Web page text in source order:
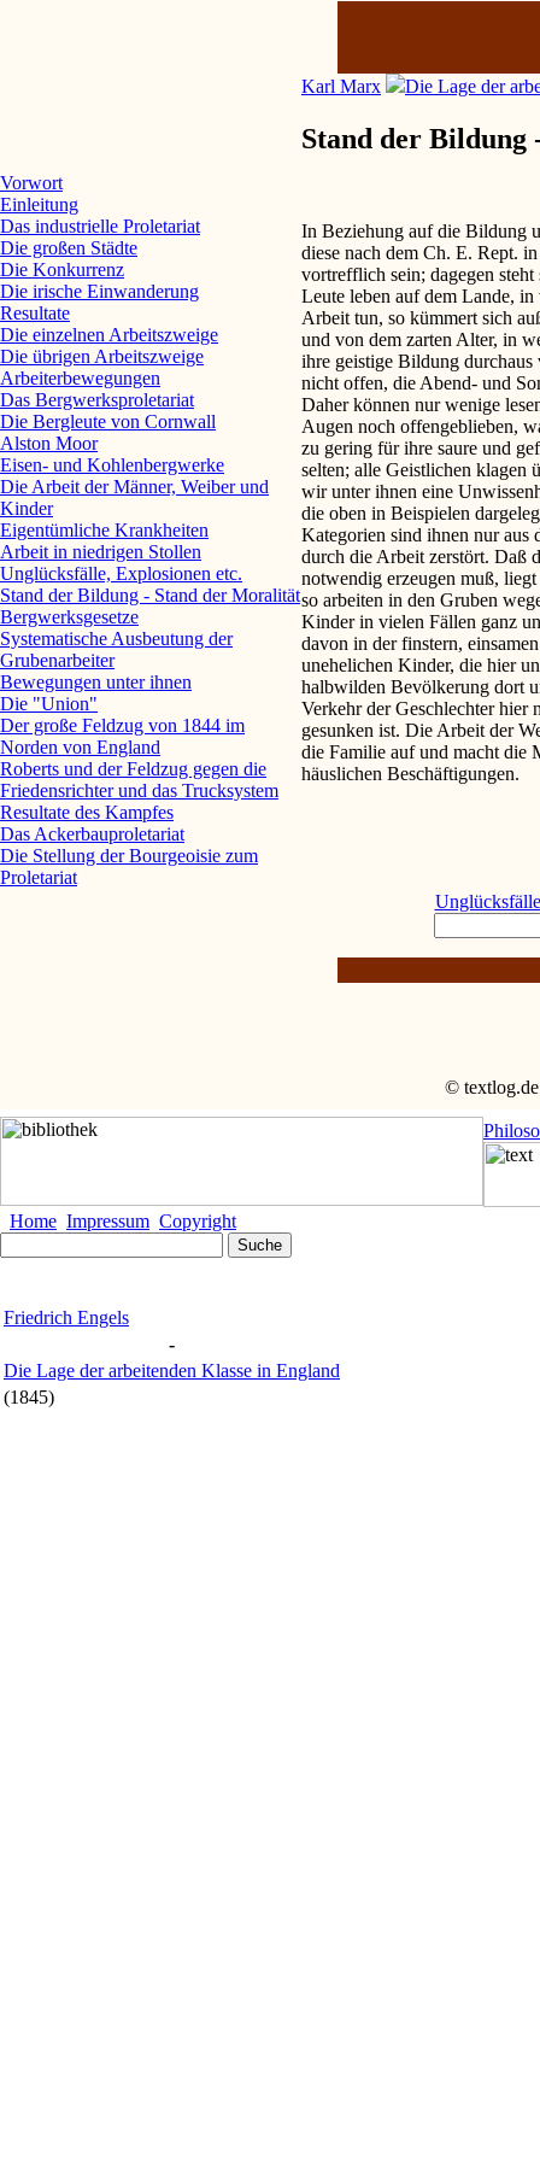
Karl Marx Die Lage der
Stand der
In Beziehung auf die Bildung
diese nach dem Ch. E. Rept.
vortrefflich sein; dagegen
Leute leben auf dem Lande, in
Arbeit tun, so kümmert sich
und von dem zarten Alter, in
ihre geistige Bildung durchaus
nicht offen, die Abend- und
Daher können nur wenige
Augen noch offengeblieben,
zu gering für ihre saure und
selten; alle Geistlichen klagen
wir unter ihnen eine
die oben in Beispielen
Kategorien sind ihnen nur
durch die Arbeit zerstört. Daß
notwendig erzeugen muß,
so arbeiten in den Gruben
Kinder in vielen Fällen ganz
davon in der finstern,
unehelichen Kinder, die hier
halbwilden Bevölkerung dort
Verkehr der Geschlechter hier
gesunken ist. Die Arbeit der
die Familie auf und macht die
häuslichen Beschäftigungen.
Vorwort
Einleitung
Das industrielle Proletariat
Die großen Städte
Die Konkurrenz
Die irische Einwanderung
Resultate
Die einzelnen Arbeitszweige
Die übrigen Arbeitszweige
Arbeiterbewegungen
Das Bergwerksproletariat
Die Bergleute von Cornwall
Alston Moor
Eisen- und Kohlenbergwerke
Die Arbeit der Männer, Weiber und
Kinder
Eigentümliche Krankheiten
Arbeit in niedrigen Stollen
Unglücksfälle, Explosionen etc.
Stand der Bildung - Stand der Moralität
Bergwerksgesetze
Systematische Ausbeutung der
Grubenarbeiter
Bewegungen unter ihnen
Die "Union"
Der große Feldzug von 1844 im
Norden von England
Roberts und der Feldzug gegen die
Friedensrichter und das Trucksystem
Resultate des Kampfes
Das Ackerbauproletariat
Die Stellung der Bourgeoisie zum
Proletariat
© textlog.de
Home Impressum Copyright
Friedrich Engels
-
Die Lage der arbeitenden Klasse in England
(1845)